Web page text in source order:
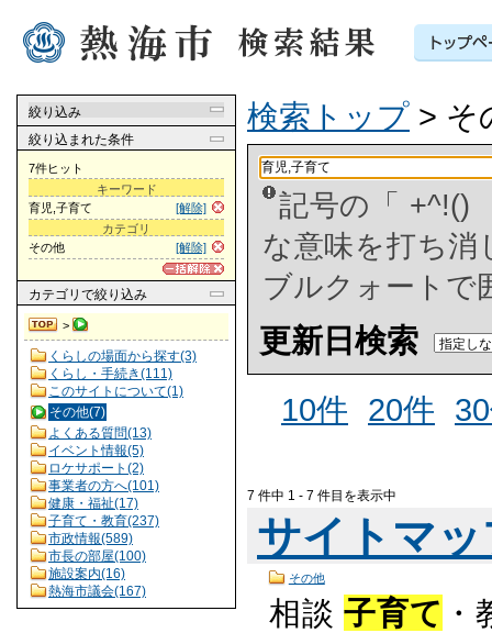
絞り込み
絞り込まれた条件
7件ヒット
キーワード
[解除]
育児,子育て
カテゴリ
[解除]
その他
カテゴリ で絞り込み
>
くらしの場面から探す(3)
くらし・手続き(111)
このサイトについて(1)
その他(7)
よくある質問(13)
イベント情報(5)
ロケサポート(2)
事業者の方へ(101)
健康・福祉(17)
子育て・教育(237)
市政情報(589)
市長の部屋(100)
施設案内(16)
熱海市議会(167)
検索トップ > そ
記号の「 +^!()
な意味を打ち
ブルクォートで
更新日検索
10件
20件
7 件中 1 - 7 件目を表示中
サイトマ
その他
相談子育て